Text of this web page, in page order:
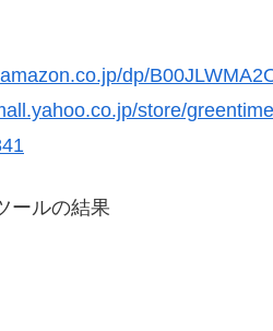
dp/
store/
ールの結果